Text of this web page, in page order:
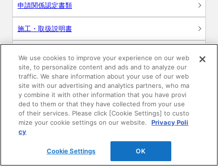
申請関係認定書類
施工・取扱説明書
シミュレーションツール
24時間換気システム〈エアスマート〉
簡易設計見積ソフト
R&Dセンター環境測定・分析サービス
We use cookies to improve your experience on our web
site, to personalize content and ads and to analyze our
traffic. We share information about your use of our web
site with our advertising and analytics partners, who ma
y combine it with other information that you have provi
ded to them or that they have collected from your use
of their services. Please click [Cookie Settings] to custo
mize your cookie settings on our website.
Privacy Poli
cy
Cookie Settings OK